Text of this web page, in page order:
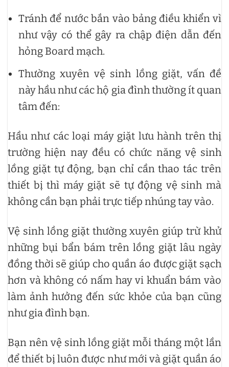
Tránh để nước bắn vào bảng điều khiển vì
như vậy có thể gây ra chập điện dẫn đến
hỏng Board mạch.
Thường xuyên vệ sinh lồng giặt, vấn đề
này hầu như các hộ gia đình thường ít quan
tâm đến:
Hầu như các loại máy giặt lưu hành trên thị
trường hiện nay đều có chức năng vệ sinh
lồng giặt tự động, bạn chỉ cần thao tác trên
thiết bị thì máy giặt sẽ tự động vệ sinh mà
không cần bạn phải trực tiếp nhúng tay vào.
Vệ sinh lồng giặt thường xuyên giúp trừ khử
những bụi bẩn bám trên lồng giặt lâu ngày
đồng thời sẽ giúp cho quần áo được giặt sạch
hơn và không có nấm hay vi khuẩn bám vào
làm ảnh hưởng đến sức khỏe của bạn cũng
như gia đình bạn.
Bạn nên vệ sinh lồng giặt mỗi tháng một lần
để thiết bị luôn được như mới và giặt quần áo